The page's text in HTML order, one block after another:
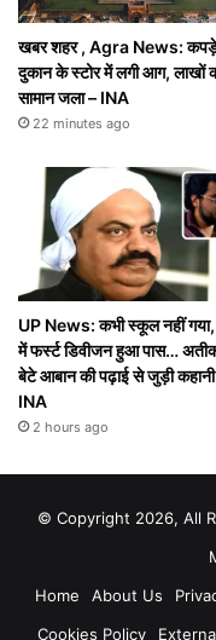
खबर शहर , Agra News:
दुकान के स्टोर में लगी आग, लाखों
सामान जला – INA
22 minutes ago
UP News: कभी स्कूल नहीं गया,
में फर्स्ट डिवीजन हुआ पास…
बेटे आबान की पढ़ाई से जुड़ी
INA
2 hours ago
© Copyright 2026, All
Home
About Us
Cookies Policy